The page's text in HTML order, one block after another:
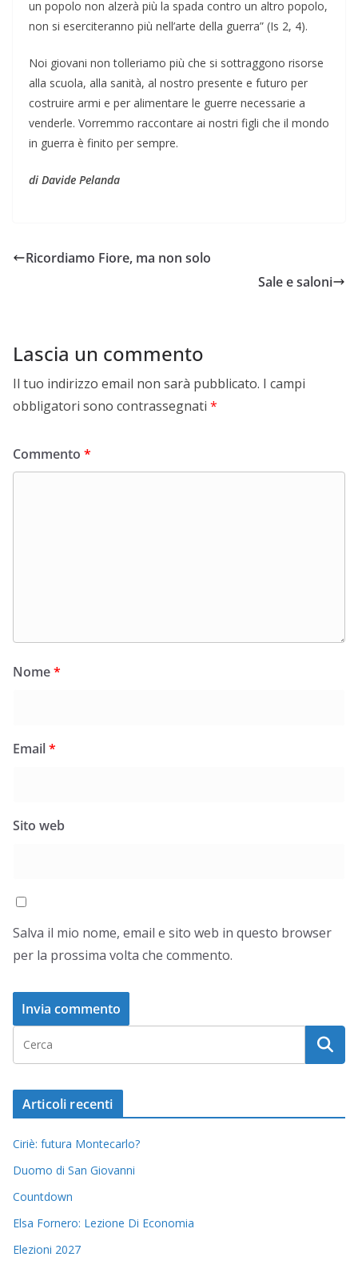
un popolo non alzerà più la spada contro un altro popolo,
non si eserciteranno più nell’arte della guerra” (Is 2, 4).
Noi giovani non tolleriamo più che si sottraggono risorse
alla scuola, alla sanità, al nostro presente e futuro per
costruire armi e per alimentare le guerre necessarie a
venderle. Vorremmo raccontare ai nostri figli che il mondo
in guerra è finito per sempre.
di Davide Pelanda
Ricordiamo Fiore, ma non solo
Sale e saloni
Lascia un commento
Il tuo indirizzo email non sarà pubblicato. I campi
obbligatori sono contrassegnati *
Commento *
Nome*
Email*
Sito web
Salva il mio nome, email e sito web in questo browser
per la prossima volta che commento.
Articoli recenti
Ciriè: futura Montecarlo?
Duomo di San Giovanni
Countdown
Elsa Fornero: Lezione Di Economia
Elezioni 2027